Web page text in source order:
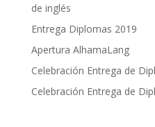
de inglés
Entrega Diplomas 2019
Apertura AlhamaLang
Celebración Entrega de
Celebración Entrega de